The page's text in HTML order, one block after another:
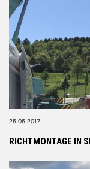
25.05.2017
RICHTMONTAGE IN